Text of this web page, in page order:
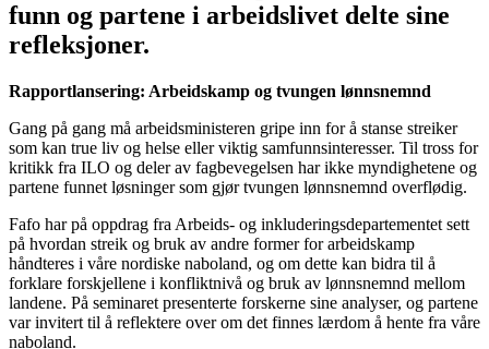
funn og partene i arbeidslivet delte sine
refleksjoner.
Rapportlansering: Arbeidskamp og tvungen lønnsnemnd
Gang på gang må arbeidsministeren gripe inn for å stanse streiker
som kan true liv og helse eller viktig samfunnsinteresser. Til tross for
kritikk fra ILO og deler av fagbevegelsen har ikke myndighetene og
partene funnet løsninger som gjør tvungen lønnsnemnd overflødig.
Fafo har på oppdrag fra Arbeids- og inkluderingsdepartementet sett
på hvordan streik og bruk av andre former for arbeidskamp
håndteres i våre nordiske naboland, og om dette kan bidra til å
forklare forskjellene i konfliktnivå og bruk av lønnsnemnd mellom
landene. På seminaret presenterte forskerne sine analyser, og partene
var invitert til å reflektere over om det finnes lærdom å hente fra våre
naboland.